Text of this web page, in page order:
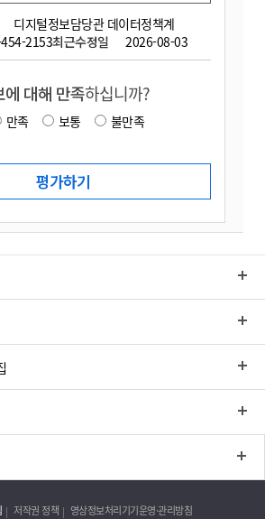
디지털정보담당관 데이터정책계
2153최근수정일 2026-08-03
에 대해 만족하십니까?
만족 보통
불만족
저작권 정책 영상정보처리기기운영·관리방침